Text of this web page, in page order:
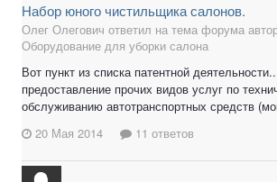
Набор юного чистильщика салонов.
Олег Олегович ответил на тема форума
Оборудование для уборки салона
Вот пункт из списка патентной
предоставление прочих видов услуг по
обслуживанию автотранспортных средств
20 Мая 2014
11 ответов